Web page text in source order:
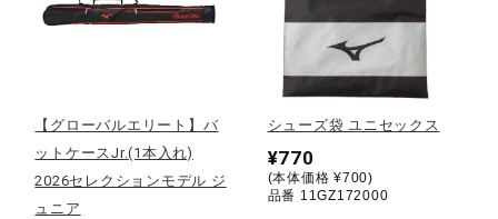
アウトドア／レイン
【グローバルエリート】バ
ットケースJr.(1本入れ)
2026セレクションモデル ジ
ュニア
シューズ袋 ユニセックス
¥770
(本体価格 ¥700)
品番 11GZ172000